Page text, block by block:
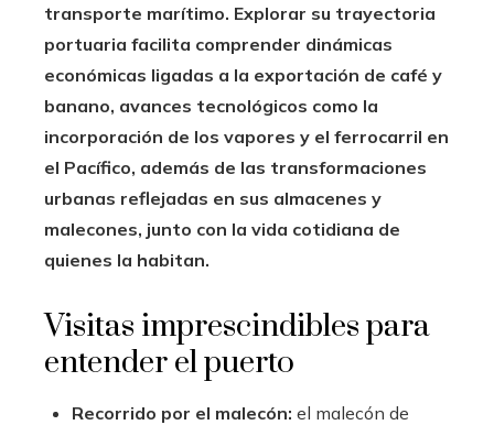
transporte marítimo. Explorar su trayectoria
portuaria facilita comprender dinámicas
económicas ligadas a la exportación de café y
banano, avances tecnológicos como la
incorporación de los vapores y el ferrocarril en
el Pacífico, además de las transformaciones
urbanas reflejadas en sus almacenes y
malecones, junto con la vida cotidiana de
quienes la habitan.
Visitas imprescindibles para
entender el puerto
Recorrido por el malecón: el malecón de